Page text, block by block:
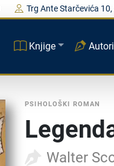
Trg Ante Starčevića
Knjige Autori
PSIHOLOŠKI ROMAN
Walter